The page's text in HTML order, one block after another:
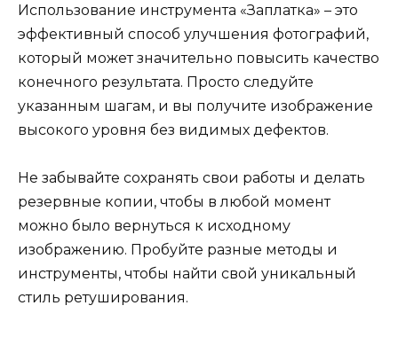
Использование инструмента «Заплатка» – это
эффективный способ улучшения фотографий,
который может значительно повысить качество
конечного результата. Просто следуйте
указанным шагам, и вы получите изображение
высокого уровня без видимых дефектов.
Не забывайте сохранять свои работы и делать
резервные копии, чтобы в любой момент
можно было вернуться к исходному
изображению. Пробуйте разные методы и
инструменты, чтобы найти свой уникальный
стиль ретуширования.